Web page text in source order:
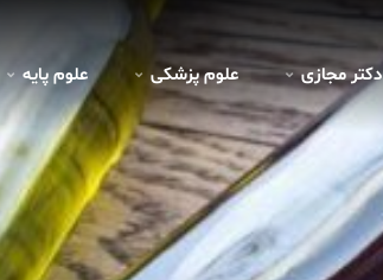
دکتر مجازی علوم پزشکی علوم پايه